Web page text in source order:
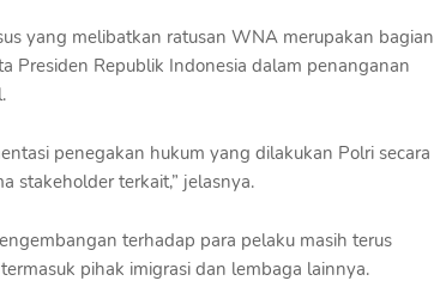
yang melibatkan ratusan WNA merupakan bagian
Presiden Republik Indonesia dalam penanganan
penegakan hukum yang dilakukan Polri secara
stakeholder terkait,” jelasnya.
terhadap para pelaku masih terus
pihak imigrasi dan lembaga lainnya.